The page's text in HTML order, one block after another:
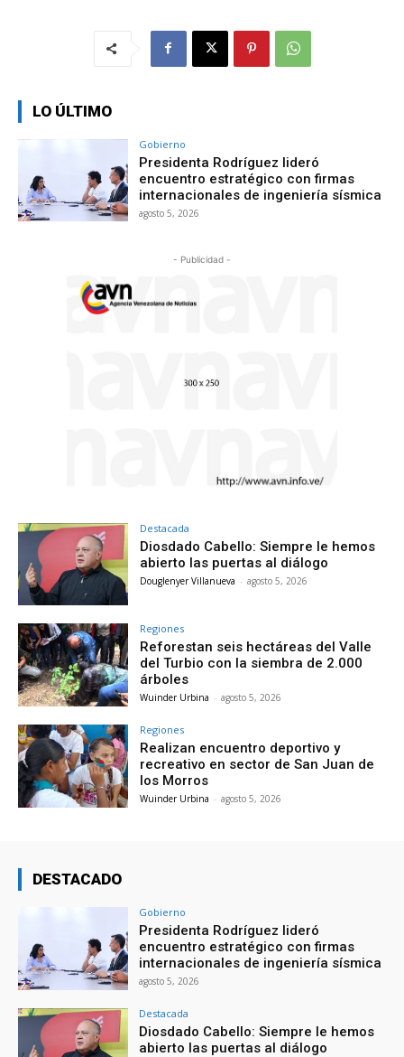
LO ÚLTIMO
Gobierno
Presidenta Rodríguez lideró
encuentro estratégico con firmas
internacionales de ingeniería sísmica
agosto 5, 2026
- Publicidad -
Destacada
Diosdado Cabello: Siempre le hemos
abierto las puertas al diálogo
Douglenyer Villanueva - agosto 5, 2026
Regiones
Reforestan seis hectáreas del Valle
del Turbio con la siembra de 2.000
árboles
Wuinder Urbina - agosto 5, 2026
Regiones
Realizan encuentro deportivo y
recreativo en sector de San Juan de
los Morros
Wuinder Urbina - agosto 5, 2026
DESTACADO
Gobierno
Presidenta Rodríguez lideró
encuentro estratégico con firmas
internacionales de ingeniería sísmica
agosto 5, 2026
Destacada
Diosdado Cabello: Siempre le hemos
abierto las puertas al diálogo